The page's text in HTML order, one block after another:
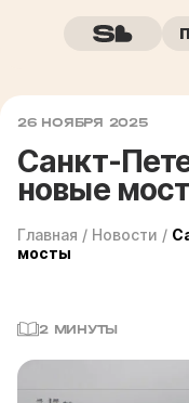
26 НОЯБРЯ 2025
Санкт-
новые
Главная / Новости /
мосты
2 МИНУТЫ